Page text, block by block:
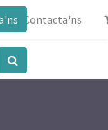
Contacta'ns